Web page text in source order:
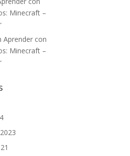
Minecraft –
Aprender con
Minecraft –